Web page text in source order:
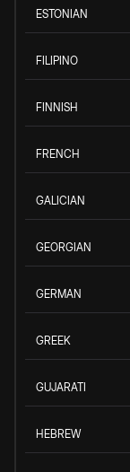
ESTONIAN
FILIPINO
FINNISH
FRENCH
GALICIAN
GEORGIAN
GERMAN
GREEK
GUJARATI
HEBREW